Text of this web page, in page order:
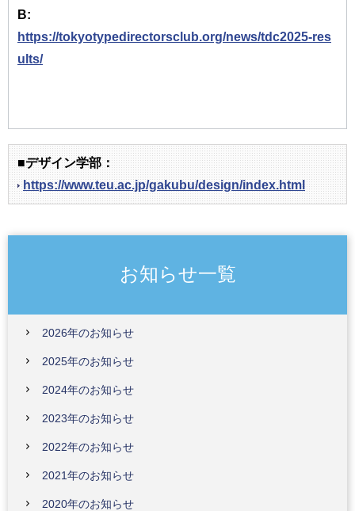
B:
https://tokyotypedirectorsclub.org/news/tdc2025-res
ults/
■デザイン学部：
https://www.teu.ac.jp/gakubu/design/index.html
お知らせ一覧
2026年のお知らせ
2025年のお知らせ
2024年のお知らせ
2023年のお知らせ
2022年のお知らせ
2021年のお知らせ
2020年のお知らせ